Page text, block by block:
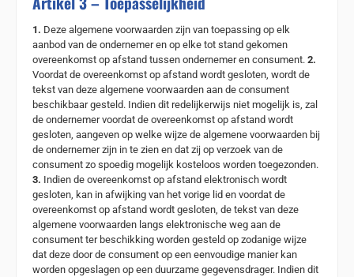
1. Deze algemene voorwaarden zijn van toepassing op elk
aanbod van de ondernemer en op elke tot stand gekomen
overeenkomst op afstand tussen ondernemer en consument. 2.
Voordat de overeenkomst op afstand wordt gesloten, wordt de
tekst van deze algemene voorwaarden aan de consument
beschikbaar gesteld. Indien dit redelijkerwijs niet mogelijk is, zal
de ondernemer voordat de overeenkomst op afstand wordt
gesloten, aangeven op welke wijze de algemene voorwaarden bij
de ondernemer zijn in te zien en dat zij op verzoek van de
consument zo spoedig mogelijk kosteloos worden toegezonden.
3. Indien de overeenkomst op afstand elektronisch wordt
gesloten, kan in afwijking van het vorige lid en voordat de
overeenkomst op afstand wordt gesloten, de tekst van deze
algemene voorwaarden langs elektronische weg aan de
consument ter beschikking worden gesteld op zodanige wijze
dat deze door de consument op een eenvoudige manier kan
worden opgeslagen op een duurzame gegevensdrager. Indien dit